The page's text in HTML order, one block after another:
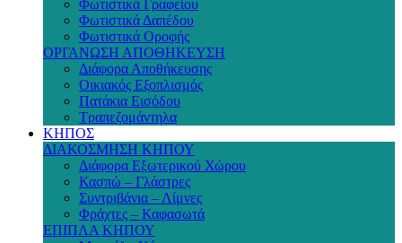
Φωτιστικά Γραφείου
Φωτιστικά Δαπέδου
Φωτιστικά Οροφής
ΟΡΓΑΝΩΣΗ ΑΠΟΘΗΚΕΥΣΗ
Διάφορα Αποθήκευσης
Οικιακός Εξοπλισμός
Πατάκια Εισόδου
Τραπεζομάντηλα
ΚΗΠΟΣ
ΔΙΑΚΟΣΜΗΣΗ ΚΗΠΟΥ
Διάφορα Εξωτερικού Χώρου
Κασπώ – Γλάστρες
Συντριβάνια – Λίμνες
Φράχτες – Καφασωτά
ΕΠΙΠΛΑ ΚΗΠΟΥ